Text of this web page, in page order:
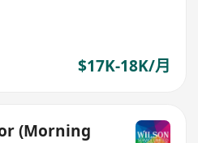
$17K-18K/月
(Morning